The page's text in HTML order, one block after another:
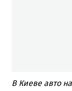
В Киеве авто